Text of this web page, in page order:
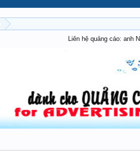
Liên hệ quảng cáo: anh